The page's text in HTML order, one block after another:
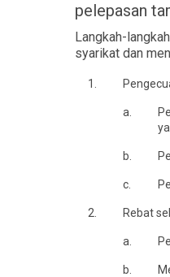
pelepasan
Langkah-
syarikat dan
1.
a.
b.
c.
2. Rebat
a.
b.